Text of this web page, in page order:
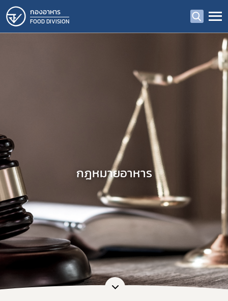
กองอาหาร
FOOD DIVISION
กฎหมายอาหาร